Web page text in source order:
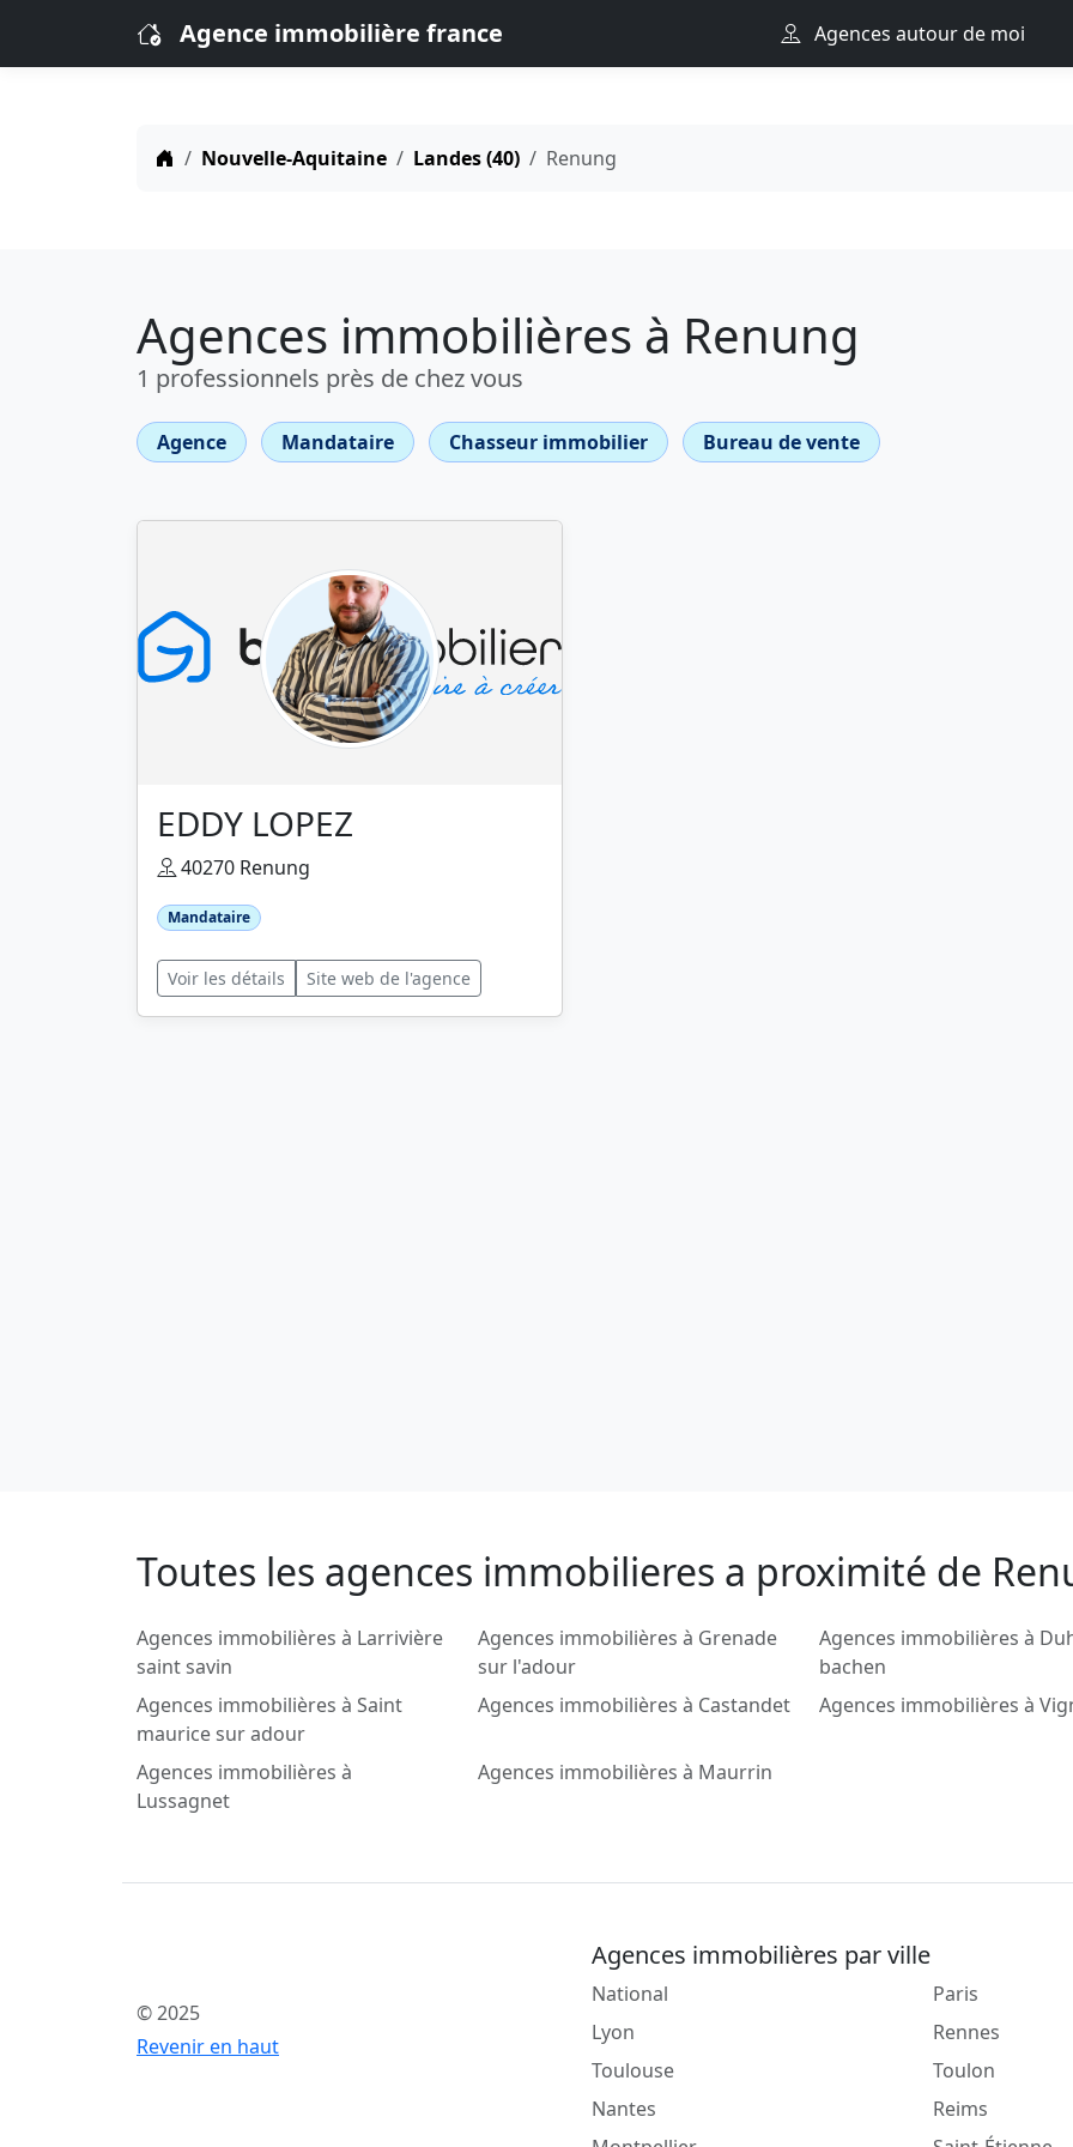
Agence immobilière france Agences autour de moi
Nouvelle-Aquitaine Landes (40) Renung
Agences immobilières à Renung
1 professionnels près de chez vous
Agence Mandataire Chasseur immobilier Bureau de vente
EDDY LOPEZ
40270 Renung
Mandataire
Voir les détails Site web de l'agence
Toutes les agences immobilieres a proximité de
Agences immobilières à Larrivière
saint savin
Agences immobilières à Grenade
sur l'adour
Agences immobilières à
bachen
Agences immobilières à Saint
maurice sur adour
Agences immobilières à Castandet Agences immobilières à
Agences immobilières à
Lussagnet
Agences immobilières à Maurrin
© 2025
Revenir en haut
Agences immobilières par ville
National
Lyon
Toulouse
Nantes
Paris
Rennes
Toulon
Reims